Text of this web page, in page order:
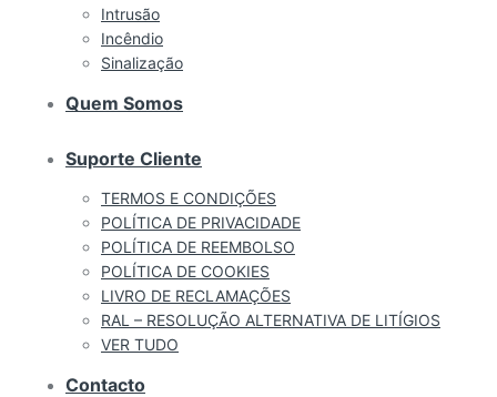
Intrusão
Incêndio
Sinalização
Quem Somos
Suporte Cliente
TERMOS E CONDIÇÕES
POLÍTICA DE PRIVACIDADE
POLÍTICA DE REEMBOLSO
POLÍTICA DE COOKIES
LIVRO DE RECLAMAÇÕES
RAL – RESOLUÇÃO ALTERNATIVA DE LITÍGIOS
VER TUDO
Contacto